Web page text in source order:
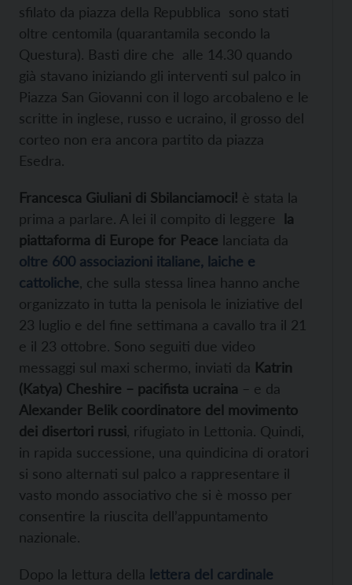
sfilato da piazza della Repubblica sono stati
oltre centomila (quarantamila secondo la
Questura). Basti dire che alle 14.30 quando
già stavano iniziando gli interventi sul palco in
Piazza San Giovanni con il logo arcobaleno e le
scritte in inglese, russo e ucraino, il grosso del
corteo non era ancora partito da piazza
Esedra.
Francesca Giuliani di Sbilanciamoci! è stata la
prima a parlare. A lei il compito di leggere
la
piattaforma di Europe for Peace lanciata da
oltre 600 associazioni italiane, laiche e
cattoliche , che sulla stessa linea hanno anche
organizzato in tutta la penisola le iniziative del
23 luglio e del fine settimana a cavallo tra il 21
e il 23 ottobre. Sono seguiti due video
messaggi sul maxi schermo, inviati da Katrin
(Katya) Cheshire – pacifista ucraina – e da
Alexander Belik coordinatore del movimento
dei disertori russi , rifugiato in Lettonia. Quindi,
in rapida successione, una quindicina di oratori
si sono alternati sul palco a rappresentare il
vasto mondo associativo che si è mosso per
consentire la riuscita dell’appuntamento
nazionale.
Dopo la lettura della lettera del cardinale